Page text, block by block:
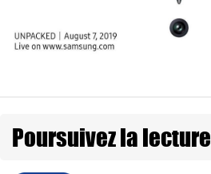
Poursuivez la lecture